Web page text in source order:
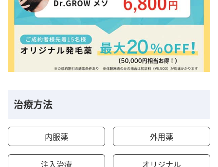
治療方法
内服薬 外用薬
注入治療 オリジナル